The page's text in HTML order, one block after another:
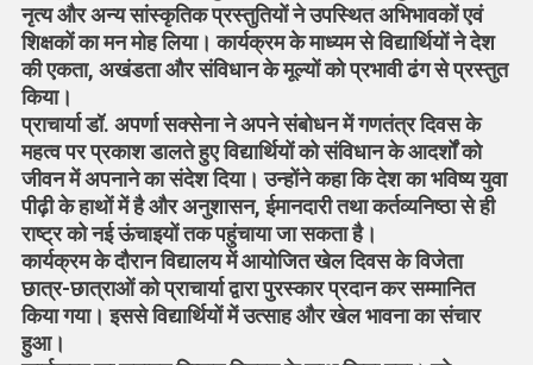
नृत्य और अन्य सांस्कृतिक प्रस्तुतियों ने उपस्थित अभिभावकों एवं
शिक्षकों का मन मोह लिया। कार्यक्रम के माध्यम से विद्यार्थियों ने देश
की एकता, अखंडता और संविधान के मूल्यों को प्रभावी ढंग से प्रस्तुत
किया।
प्राचार्या डॉ. अपर्णा सक्सेना ने अपने संबोधन में गणतंत्र दिवस के
महत्व पर प्रकाश डालते हुए विद्यार्थियों को संविधान के आदर्शों को
जीवन में अपनाने का संदेश दिया। उन्होंने कहा कि देश का भविष्य युवा
पीढ़ी के हाथों में है और अनुशासन, ईमानदारी तथा कर्तव्यनिष्ठा से ही
राष्ट्र को नई ऊंचाइयों तक पहुंचाया जा सकता है।
कार्यक्रम के दौरान विद्यालय में आयोजित खेल दिवस के विजेता
छात्र-छात्राओं को प्राचार्या द्वारा पुरस्कार प्रदान कर सम्मानित
किया गया। इससे विद्यार्थियों में उत्साह और खेल भावना का संचार
हुआ।